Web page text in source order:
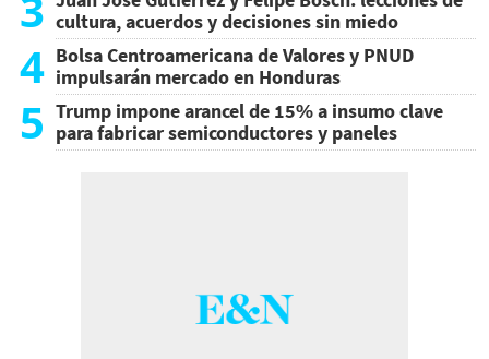
cultura, acuerdos y decisiones sin miedo
4 Bolsa Centroamericana de Valores y PNUD
impulsarán mercado en Honduras
5 Trump impone arancel de 15% a insumo clave
para fabricar semiconductores y paneles